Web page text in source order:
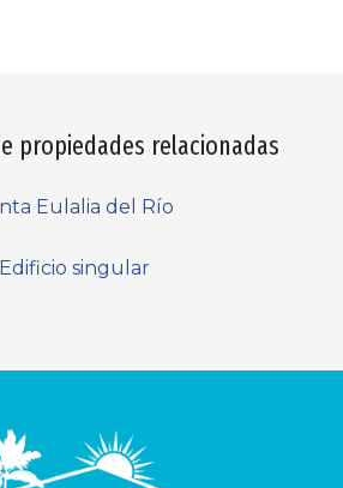
propiedades relacionadas
Eulalia del Río
Edificio singular